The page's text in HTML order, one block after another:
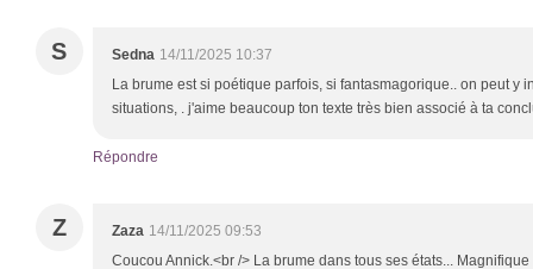
S Sedna 14/11/2025 10:37
La brume est si poétique parfois, si fantasmagorique.. on peut y
situations, . j'aime beaucoup ton texte très bien associé à ta
Répondre
Z Zaza 14/11/2025 09:53
Coucou Annick.<br /> La brume dans tous ses états...